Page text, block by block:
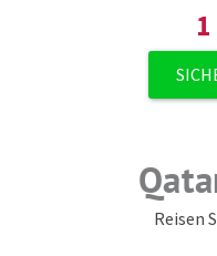
1
Reisen